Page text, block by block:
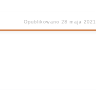
Opublikowano 28 maja 2021